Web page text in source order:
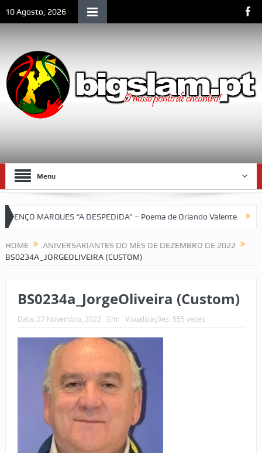
10 Agosto, 2026
Menu
MARQUES “A DESPEDIDA” – Poema de Orlando Valente VII
HOME
ANIVERSARIANTES DO MÊS DE DEZEMBRO DE 2022
BS0234A_JORGEOLIVEIRA (CUSTOM)
BS0234a_JorgeOliveira (Custom)
Data: 27 Novembro, 2022 Em: Visualizações: 555 vezes